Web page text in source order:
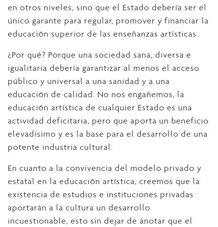
en otros niveles, sino que el Estado debería ser el
único garante para regular, promover y financiar la
educación superior de las enseñanzas artísticas.
¿Por qué? Porque una sociedad sana, diversa e
igualitaria debería garantizar al menos el acceso
público y universal a una sanidad y a una
educación de calidad. No nos engañemos, la
educación artística de cualquier Estado es una
actividad deficitaria, pero que aporta un beneficio
elevadísimo y es la base para el desarrollo de una
potente industria cultural.
En cuanto a la convivencia del modelo privado y
estatal en la educación artística, creemos que la
existencia de estudios e instituciones privadas
aportarán a la cultura un desarrollo
incuestionable, esto sin dejar de anotar que el